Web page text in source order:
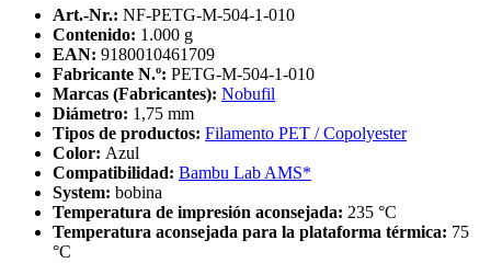
Art.-Nr.: NF-PETG-M-504-1-010
Contenido: 1.000 g
EAN: 9180010461709
Fabricante N.º: PETG-M-504-1-010
Marcas (Fabricantes): Nobufil
Diámetro: 1,75 mm
Tipos de productos: Filamento PET / Copolyester
Color: Azul
Compatibilidad: Bambu Lab AMS*
System: bobina
Temperatura de impresión aconsejada: 235 °C
Temperatura aconsejada para la plataforma térmica: 75
°C